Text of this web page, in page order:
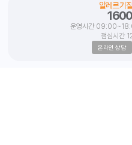
알레르기
운영시간
점심시간
온라인 상담